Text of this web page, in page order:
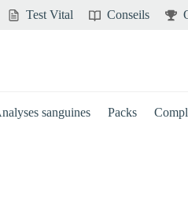
Test Vital Conseils
sanguines Packs